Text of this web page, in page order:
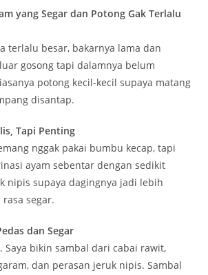
yang Segar dan Potong Gak Terlalu
terlalu besar, bakarnya lama dan
gosong tapi dalamnya belum
potong kecil-kecil supaya matang
disantap.
Tapi Penting
nggak pakai bumbu kecap, tapi
ayam sebentar dengan sedikit
nipis supaya dagingnya jadi lebih
segar.
dan Segar
Saya bikin sambal dari cabai rawit,
dan perasan jeruk nipis. Sambal